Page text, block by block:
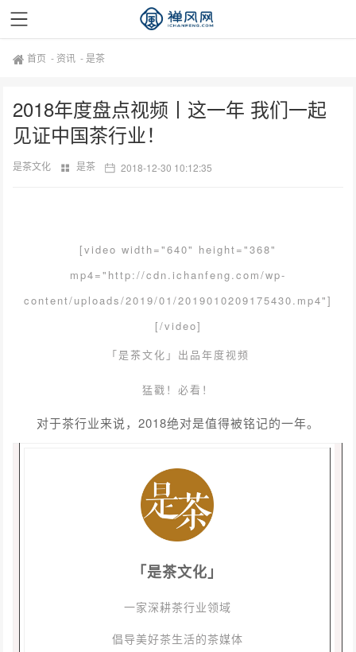
首页 - 资讯 -是茶
2018年度盘点视频丨这一年 我们一起
见证中国茶行业！
是茶文化 是茶 2018-12-30 10:12:35
[video width="640" height="368"
mp4="http://cdn.ichanfeng.com/wp-
content/uploads/2019/01/2019010209175430.mp4"]
[/video]
「是茶文化」出品年度视频
猛戳！必看！
对于茶行业来说，2018绝对是值得被铭记的一年。
「是茶文化」
一家深耕茶行业领域
倡导美好茶生活的茶媒体